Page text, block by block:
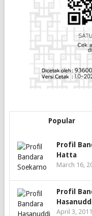
Popular
Profil
Hatta
March 16,
Profil
April 3, 2011